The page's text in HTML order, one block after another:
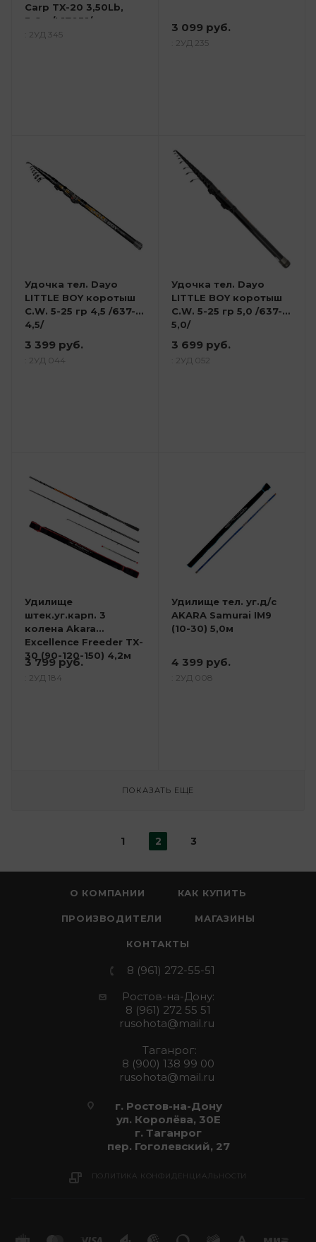
Carp TX-20 3,50Lb,
3,6м /L17031/
: 2УД 345 3 099 руб.
: 2УД 235
Удочка тел. Dayo
LITTLE BOY коротыш
C.W. 5-25 гр 4,5 /637-
4,5/
3 399 руб.
: 2УД 044
Удочка тел. Dayo
LITTLE BOY коротыш
C.W. 5-25 гр 5,0 /637-
5,0/
3 699 руб.
: 2УД 052
Удилище
штек.уг.карп. 3
колена Akara
Excellence Freeder TX-
30 (90-120-150) 4,2м
3 799 руб.
: 2УД 184
Удилище тел. уг.д/с
AKARA Samurai IM9
(10-30) 5,0м
4 399 руб.
: 2УД 008
ПОКАЗАТЬ ЕЩЕ
1 2 3
О КОМПАНИИ КАК КУПИТЬ
ПРОИЗВОДИТЕЛИ МАГАЗИНЫ
КОНТАКТЫ
8 (961) 272-55-51
Ростов-на-Дону:
8 (961) 272 55 51
rusohota@mail.ru
Таганрог:
8 (900) 138 99 00
rusohota@mail.ru
г. Ростов-на-Дону
ул. Королёва, 30Е
г. Таганрог
пер. Гоголевский, 27
ПОЛИТИКА КОНФИДЕНЦИАЛЬНОСТИ